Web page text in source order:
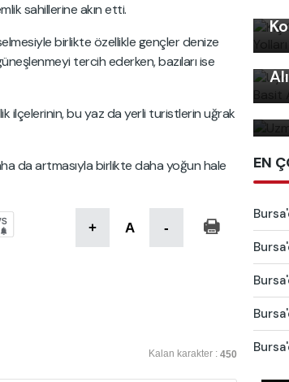
sahillerine akın etti.
birlikte özellikle gençler denize
tercih ederken, bazıları ise
ilçelerinin, bu yaz da yerli turistlerin uğrak
da artmasıyla birlikte daha yoğun hale
+ A -
Kalan karakter : 450
EN